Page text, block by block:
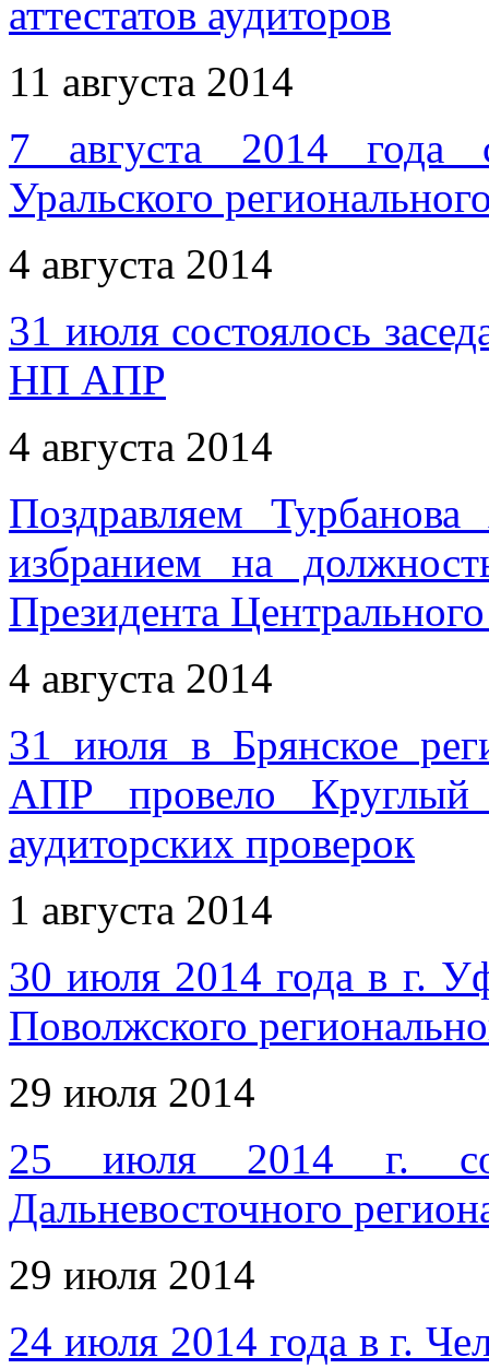
аттестатов аудиторов
11 августа 2014
7 августа 2014 года
Уральского
4 августа 2014
31 июля состоялось
НП АПР
4 августа 2014
Поздравляем
избранием на
Президента
4 августа 2014
31 июля в Брянское
АПР провело Круглый
аудиторских проверок
1 августа 2014
30 июля 2014 года в г.
Поволжского
29 июля 2014
25 июля 2014 г.
Дальневосточного
29 июля 2014
24 июля 2014 года в г.